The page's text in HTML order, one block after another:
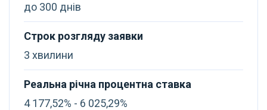
до 300 днів
Строк розгляду заявки
3 хвилини
Реальна річна процентна ставка
4 177,52% - 6 025,29%